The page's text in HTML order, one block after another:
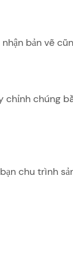
bản vẽ
chỉnh chúng
chu trình